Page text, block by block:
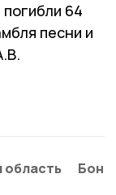
64
песни и
область